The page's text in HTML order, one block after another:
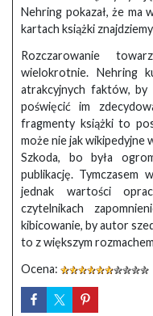
Nehring pokazał, że ma
kartach książki
Rozczarowanie
wielokrotnie. Nehring
atrakcyjnych faktów, by
poświęcić im
fragmenty książki to
może nie jak wikipedyjne
Szkoda, bo była
publikację. Tymczasem
jednak wartości
czytelnikach
kibicowanie, by autor
to z większym
Ocena: